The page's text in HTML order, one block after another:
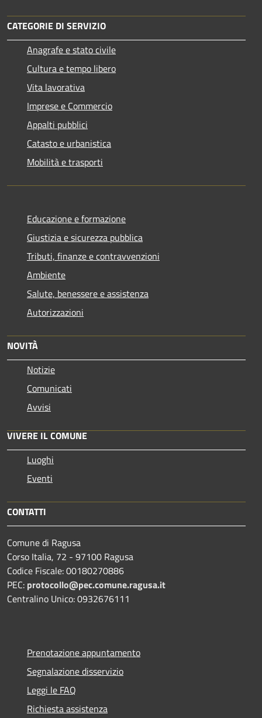
CATEGORIE DI SERVIZIO
Anagrafe e stato civile
Cultura e tempo libero
Vita lavorativa
Imprese e Commercio
Appalti pubblici
Catasto e urbanistica
Mobilità e trasporti
Educazione e formazione
Giustizia e sicurezza pubblica
Tributi, finanze e contravvenzioni
Ambiente
Salute, benessere e assistenza
Autorizzazioni
NOVITÀ
Notizie
Comunicati
Avvisi
VIVERE IL COMUNE
Luoghi
Eventi
CONTATTI
Comune di Ragusa
Corso Italia, 72 - 97100 Ragusa
Codice Fiscale: 00180270886
PEC: protocollo@pec.comune.ragusa.it
Centralino Unico: 0932676111
Prenotazione appuntamento
Segnalazione disservizio
Leggi le FAQ
Richiesta assistenza